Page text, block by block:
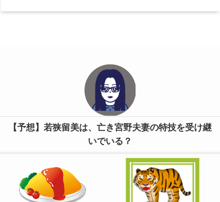
【予想】若狭留美は、亡き宮野夫妻の特技を受け継
いでいる？